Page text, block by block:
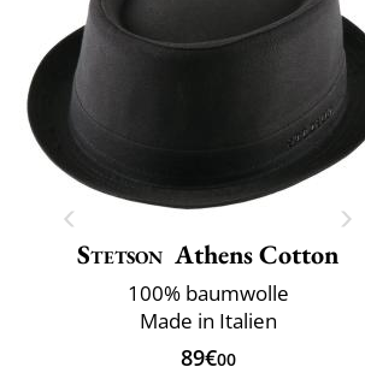
Stetson Athens Cotton
100% baumwolle
Made in Italien
89€00